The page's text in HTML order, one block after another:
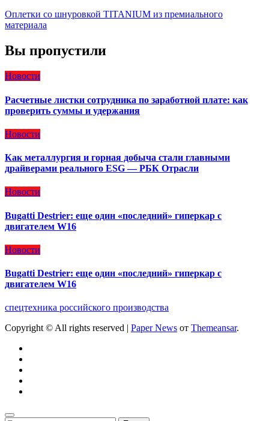
Оплетки со шнуровкой TITANIUM из премиального
материала
Вы пропустили
Новости
Расчетные листки сотрудника по заработной плате: как
проверить суммы и удержания
Новости
Как металлургия и горная добыча стали главными
драйверами реального ESG — РБК Отрасли
Новости
Bugatti Destrier: еще один «последний» гиперкар с
двигателем W16
Новости
Bugatti Destrier: еще один «последний» гиперкар с
двигателем W16
спецтехника российского производства
Copyright © All rights reserved | Paper News от Themeansar.